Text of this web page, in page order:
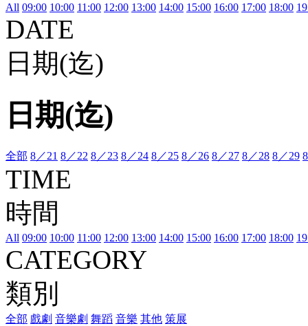
All 09:00 10:00 11:00 12:00 13:00 14:00 15:00 16:00 17:00 18:00
DATE
日期(迄)
日期(迄)
全部 8／21 8／22 8／23 8／24 8／25 8／26 8／27 8／28 8／29
TIME
時間
All 09:00 10:00 11:00 12:00 13:00 14:00 15:00 16:00 17:00 18:00
CATEGORY
類別
全部 戲劇 音樂劇 舞蹈 音樂 其他 策展